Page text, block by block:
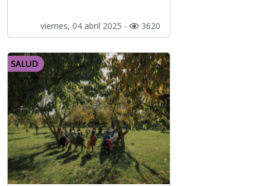
viernes, 04 abril 2025 - 3620
SALUD